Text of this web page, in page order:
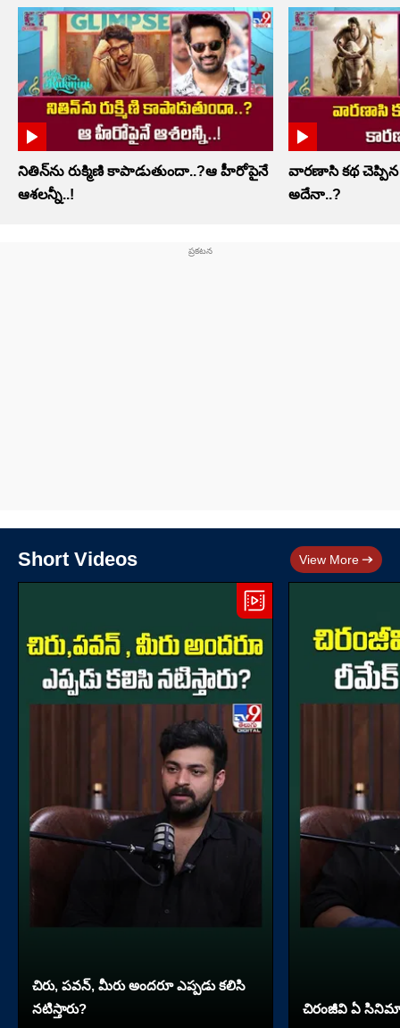
నితిన్‌ను రుక్మిణి కాపాడుతుందా..?ఆ హీరోపైనే
ఆశలన్నీ..!
వారణాసి కథ చెప్పిన
అదేనా..?
Short Videos View More
చిరు, పవన్, మీరు అందరూ ఎప్పడు కలిసి
నటిస్తారు?
చిరంజీవి ఏ సినిమా